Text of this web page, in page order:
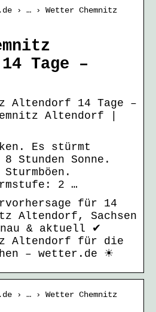
› … › Wetter Chemnitz
Tage –
Altendorf 14 Tage –
Altendorf |
Es stürmt
Stunden Sonne.
2 …
für 14
Altendorf, Sachsen
& aktuell ✔
Altendorf für die
– wetter.de ☀
› … › Wetter Chemnitz